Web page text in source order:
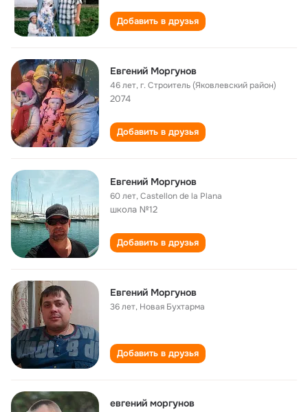
Добавить в друзья
Евгений Моргунов
46 лет,г. Строитель (Яковлевский район)
2074
Добавить в друзья
Eвгений Mоргунов
60 лет,Сastellon de la Plana
школа №12
Добавить в друзья
Евгений Моргунов
36 лет, Новая Бухтарма
Добавить в друзья
евгений моргунов